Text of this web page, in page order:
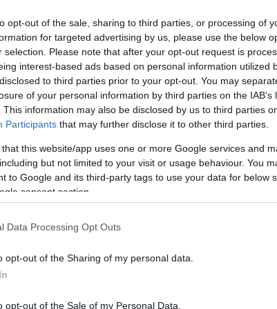
opt-out of the sale, sharing to third parties, or processing of
for targeted advertising by us, please use the below
selection. Please note that after your opt-out request is
interest-based ads based on personal information utilized
to third parties prior to your opt-out. You may
of your personal information by third parties on the IAB’s
This information may also be disclosed by us to third parties
Participants that may further disclose it to other third parties.
that this website/app uses one or more Google services and
but not limited to your visit or usage behaviour. You
to Google and its third-party tags to use your data for below
consent section.
Data Processing Opt Outs
opt-out of the Sharing of my personal data.
opt-out of the Sale of my Personal Data.
Η Emirates απέσπασε τρεις χρυσές
H oμάδα της Emirates στη Μέση Ανατολή